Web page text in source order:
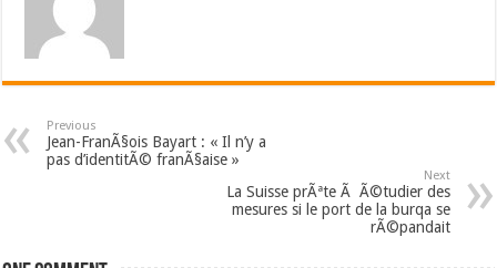
Previous
Jean-FranÃ§ois Bayart : « Il n’y a
pas d’identitÃ© franÃ§aise »
Next
La Suisse prÃªte Ã Ã©tudier des
mesures si le port de la burqa se
rÃ©pandait